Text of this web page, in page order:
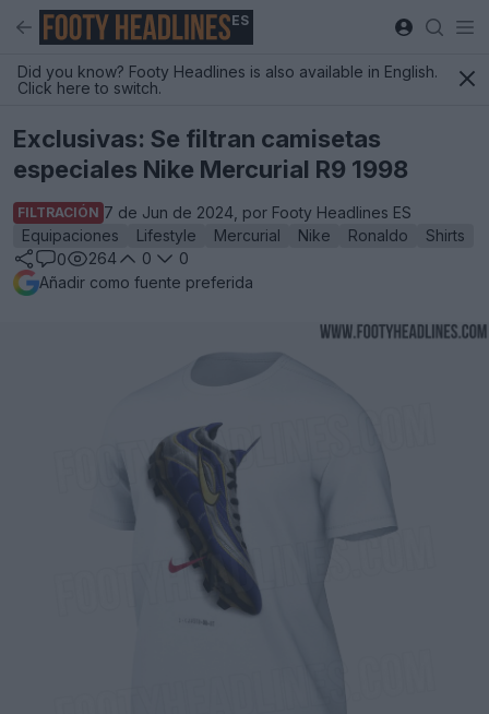
ES
Did you know? Footy Headlines is also available in English.
Click here to switch.
Exclusivas: Se filtran camisetas
especiales Nike Mercurial R9 1998
FILTRACIÓN 7 de Jun de 2024, por Footy Headlines ES
Equipaciones
Lifestyle Mercurial Nike Ronaldo
Shirts
0
264 0
0
Añadir como fuente preferida